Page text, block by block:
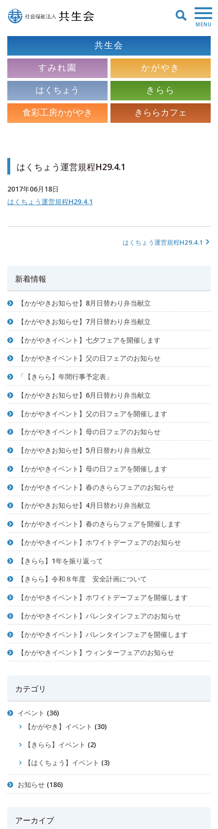
MENU
共生会
すみれ園
かがやき
はくちょう
きらら
食彩工房かがやき
きららカフェ
はくちょう運営規程H29.4.1
2017年06月18日
はくちょう運営規程H29.4.1
はくちょう運営規程H29.4.1
新着情報
【かがやきお知らせ】8月日替わり弁当献立
【かがやきお知らせ】7月日替わり弁当献立
【かがやきイベント】七夕フェアを開催します
【かがやきイベント】父の日フェアのお知らせ
「【きらら】年間行事予定表」
【かがやきお知らせ】6月日替わり弁当献立
【かがやきイベント】父の日フェアを開催します
【かがやきイベント】母の日フェアのお知らせ
【かがやきお知らせ】5月日替わり弁当献立
【かがやきイベント】母の日フェアを開催します
【かがやきイベント】春のきららフェアのお知らせ
【かがやきお知らせ】4月日替わり弁当献立
【かがやきイベント】春のきららフェアを開催します
【かがやきイベント】ホワイトデーフェアのお知らせ
【きらら】1年を振り返って
【きらら】令和８年度 安全計画について
【かがやきイベント】ホワイトデーフェアを開催します
【かがやきイベント】バレンタインフェアのお知らせ
【かがやきイベント】バレンタインフェアを開催します
【かがやきイベント】ウィンターフェアのお知らせ
カテゴリ
イベント (36)
【かがやき】イベント (30)
【きらら】イベント (2)
【はくちょう】イベント (3)
お知らせ (186)
アーカイブ